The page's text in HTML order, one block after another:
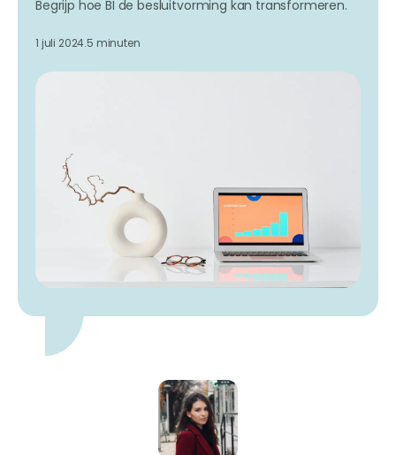
Begrijp hoe BI de besluitvorming kan transformeren.
1 juli 2024.5 minuten